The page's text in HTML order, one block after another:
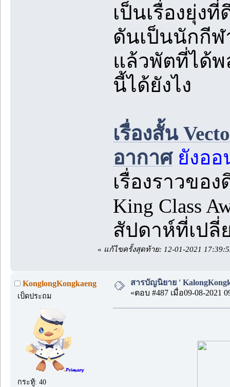
เป็นเรื่องยุ่ง
ดันเป็นนักกีฬ
แล้วพัตที่ได้พ
นี้ได้ยังไง
เรื่องสั้น
อากาศ ยังอ
เรื่องราวขอ
King Class
สัปดาห์ที่เป
« แก้ไขครั้งสุดท้าย: 12-01-2021
KonglongKongkaeng
เป็ดประถม
กระทู้: 40
สารบัญนิยาย '
«ตอบ #487 เมื่อ09-08-2021